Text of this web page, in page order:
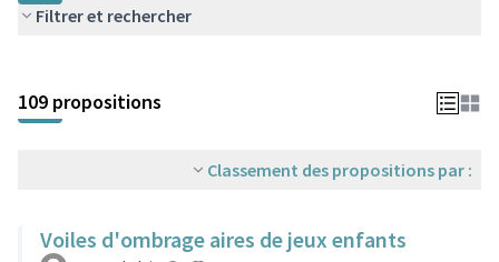
Filtrer et rechercher
+
−
109 propositions
Classement des propositions par :
Voiles d'ombrage aires de jeux enfants